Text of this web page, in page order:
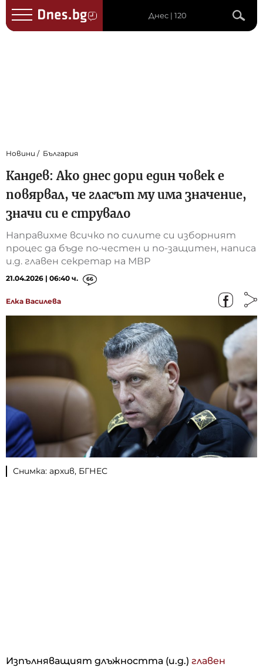
Днес | 120
Новини България
Кандев: Ако днес дори един човек е
повярвал, че гласът му има значение,
значи си е струвало
Направихме всичко по силите си изборният
процес да бъде по-честен и по-защитен, написа
и.д. главен секретар на МВР
21.04.2026 | 06:40 ч. 66
Елка Василева
Снимка: архив, БГНЕС
Изпълняващият длъжността (и.д.) главен